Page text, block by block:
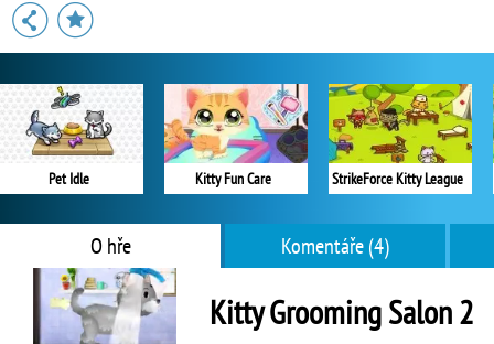
Pet Idle Kitty Fun Care StrikeForce Kitty League
O hře Komentáře (4)
Kitty Grooming Salon 2